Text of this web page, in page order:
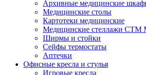
Архивные медицинские
Медицинские столы
Картотеки медицинские
Медицинские стеллажи CTM
Ширмы и стойки
Сейфы термостаты
Аптечки
Офисные кресла и стулья
Игровые кресла